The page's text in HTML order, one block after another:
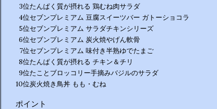
3位たんぱく質が摂れる 鶏むね肉サラダ
4位セブンプレミアム 豆腐スイーツバー ガトーショコラ
5位セブンプレミアム サラダチキンシリーズ
6位セブンプレミアム 炭火焼やげん軟骨
7位セブンプレミアム 味付き半熟ゆでたまご
8位たんぱく質が摂れる チキン＆チリ
9位たことブロッコリー手摘みバジルのサラダ
10位炭火焼き鳥丼 もも・むね
ポイント